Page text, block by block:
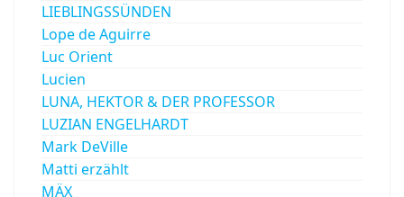
LIEBLINGSSÜNDEN
Lope de Aguirre
Luc Orient
Lucien
LUNA, HEKTOR & DER PROFESSOR
LUZIAN ENGELHARDT
Mark DeVille
Matti erzählt
MÄX